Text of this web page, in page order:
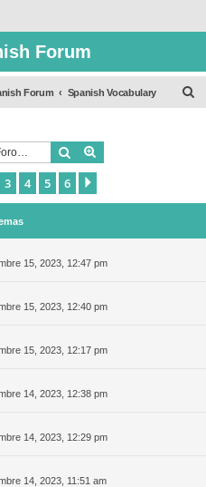
Forum
Forum Spanish Vocabulary
Buscar
3 4 5 6
15, 2023, 12:47 pm
15, 2023, 12:40 pm
15, 2023, 12:17 pm
14, 2023, 12:38 pm
14, 2023, 12:29 pm
14, 2023, 11:51 am